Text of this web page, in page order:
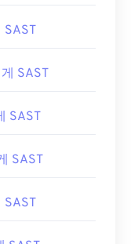
SAST
SAST
SAST
SAST
SAST